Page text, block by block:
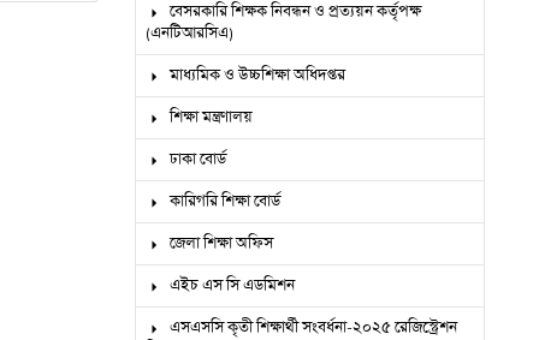
বেসরকারি শিক্ষক নিবন্ধন ও প্রত্যয়ন কর্তৃপক্ষ
(এনটিআরসিএ)
মাধ্যমিক ও উচ্চশিক্ষা অধিদপ্তর
শিক্ষা মন্ত্রণালয়
ঢাকা বোর্ড
কারিগরি শিক্ষা বোর্ড
জেলা শিক্ষা অফিস
এইচ এস সি এডমিশন
এসএসসি কৃতী শিক্ষার্থী সংবর্ধনা-২০২৫ রেজিস্ট্রেশন